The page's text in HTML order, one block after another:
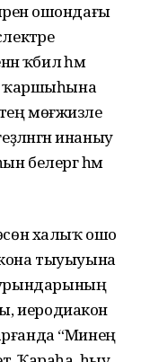
ошон­дағы
ҡәбилә һәм
ҡаршы­һына
мөғжизәле
инаныу
белергә һәм
халыҡ ошо
тыуыуына
урындарының
иеродиакон
“Минең